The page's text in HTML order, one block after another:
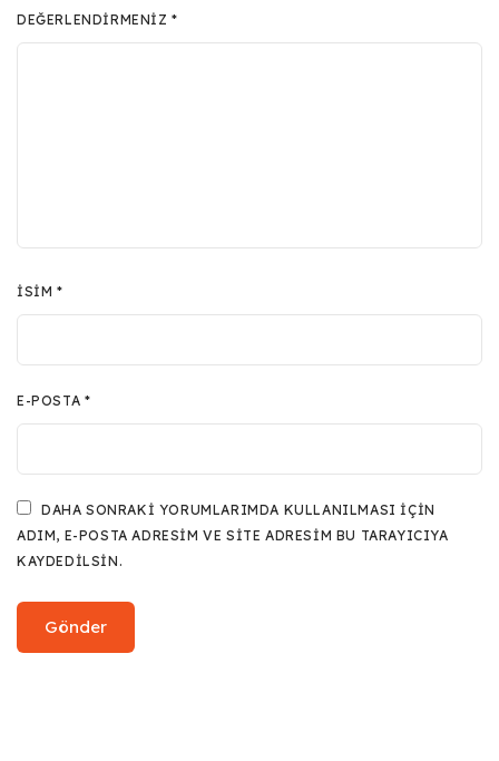
DEĞERLENDIRMENIZ*
İSIM*
E-POSTA *
DAHA SONRAKI YORUMLARIMDA KULLANILMASI IÇIN
ADIM, E-POSTA ADRESIM VE SITE ADRESIM BU TARAYICIYA
KAYDEDILSIN.